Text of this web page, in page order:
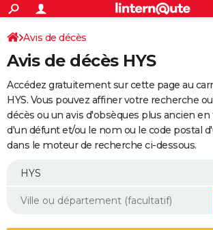
ACTUALITÉS
Politique
Société
Faits Divers
Education
Monde
Villes
+
SPORT
Coupe du monde 2026
Football
Tennis
Cyclisme
Rugby
Forum
Programme TV
TNT
Streaming
Cinéma
Sorties cinéma
Musique
+
FINANCE
Retraite
Impôts
Epargne
Immobilier
Risques naturels par ville
Banque
Assurance
Crédit
AUTO
Essais
Réserver un essai
Citadines
Berlines
SUV
Forum auto
+
Mobiles
Meilleur smartphone
Internet
Ordinateurs
Jeux vidéo
Guide high-tech
Aménagement intérieur
Avis de décès
Avis de décès HYS
Accédez gratuitement sur cette page au
HYS. Vous pouvez affiner votre recherche
décès ou un avis d'obsèques plus ancien
d'un défunt et/ou le nom ou le code postal
dans le moteur de recherche ci-dessous.